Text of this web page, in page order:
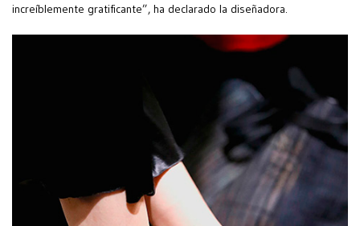
increíblemente gratificante”, ha declarado la diseñadora.